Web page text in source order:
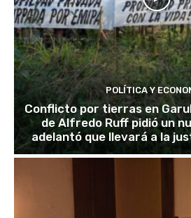
POLÍTICA Y
Conflicto por tierras en
de Alfredo Ruff pidió un
adelantó que llevará a la